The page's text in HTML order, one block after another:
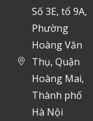
Số 3E, tổ 9A,
Phường
Hoàng Văn
Thụ, Quận
Hoàng Mai,
Thành phố
Hà Nội